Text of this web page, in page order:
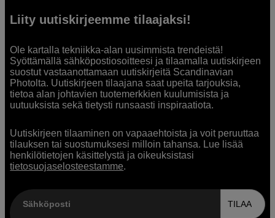
Liity uutiskirjeemme tilaajaksi!
Ole kartalla tekniikka-alan uusimmista trendeistä!
Syöttämällä sähköpostiosoitteesi ja tilaamalla uutiskirjeen
suostut vastaanottamaan uutiskirjeitä Scandinavian
Photolta. Uutiskirjeen tilaajana saat upeita tarjouksia,
tietoa alan johtavien tuotemerkkien kuulumisista ja
uutuuksista sekä tietysti runsaasti inspiraatiota.
Uutiskirjeen tilaaminen on vapaaehtoista ja voit peruuttaa
tilauksen tai suostumuksesi milloin tahansa. Lue lisää
henkilötietojen käsittelystä ja oikeuksistasi
tietosuojaselosteestamme.
Sähköposti TILAA